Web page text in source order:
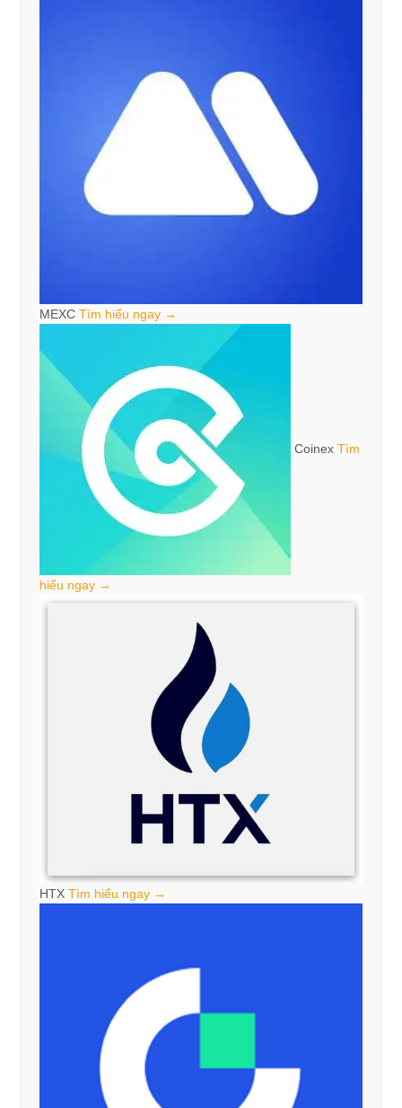
MEXC Tìm hiểu ngay →
Coinex Tìm
hiểu ngay →
HTX Tìm hiểu ngay →